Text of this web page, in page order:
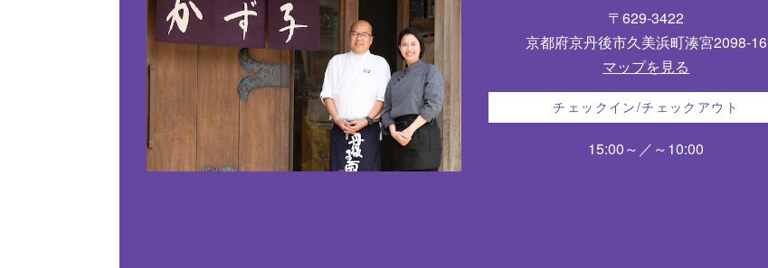
〒629-3422
京都府京丹後市久美浜町湊宮2098-16
マップを見る
チェックイン/チェックアウト
15:00～／～10:00